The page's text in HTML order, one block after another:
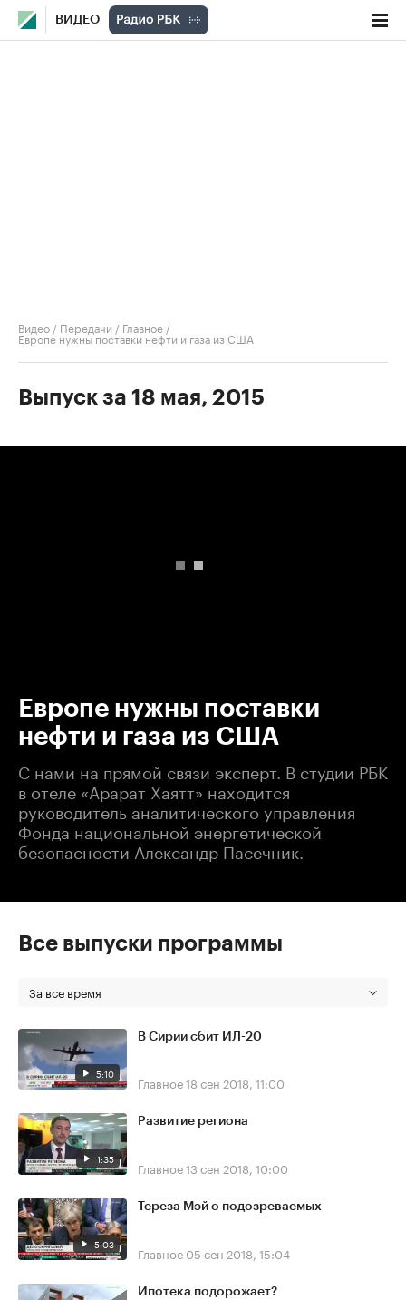
ВИДЕО
Видео / Передачи / Главное /
Европе нужны поставки нефти и газа из США
Выпуск за 18 мая, 2015
Европе нужны поставки
нефти и газа из США
С нами на прямой связи эксперт. В студии РБК
в отеле «Арарат Хаятт» находится
руководитель аналитического управления
Фонда национальной энергетической
безопасности Александр Пасечник.
Все выпуски программы
За все время
5:10
В Сирии сбит ИЛ-20
Главное18 сен 2018, 11:00
1:35
Развитие региона
Главное13 сен 2018, 10:00
5:03
Тереза Мэй о подозреваемых
Главное 05 сен 2018, 15:04
Ипотека подорожает?